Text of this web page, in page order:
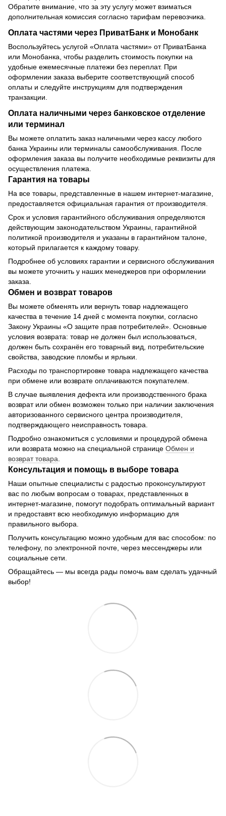
Обратите внимание, что за эту услугу может взиматься
дополнительная комиссия согласно тарифам перевозчика.
Оплата частями через ПриватБанк и Монобанк
Воспользуйтесь услугой «Оплата частями» от ПриватБанка
или Монобанка, чтобы разделить стоимость покупки на
удобные ежемесячные платежи без переплат. При
оформлении заказа выберите соответствующий способ
оплаты и следуйте инструкциям для подтверждения
транзакции.
Оплата наличными через банковское отделение
или терминал
Вы можете оплатить заказ наличными через кассу любого
банка Украины или терминалы самообслуживания. После
оформления заказа вы получите необходимые реквизиты для
осуществления платежа.
Гарантия на товары
На все товары, представленные в нашем интернет-магазине,
предоставляется официальная гарантия от производителя.
Срок и условия гарантийного обслуживания определяются
действующим законодательством Украины, гарантийной
политикой производителя и указаны в гарантийном талоне,
который прилагается к каждому товару.
Подробнее об условиях гарантии и сервисного обслуживания
вы можете уточнить у наших менеджеров при оформлении
заказа.
Обмен и возврат товаров
Вы можете обменять или вернуть товар надлежащего
качества в течение 14 дней с момента покупки, согласно
Закону Украины «О защите прав потребителей». Основные
условия возврата: товар не должен был использоваться,
должен быть сохранён его товарный вид, потребительские
свойства, заводские пломбы и ярлыки.
Расходы по транспортировке товара надлежащего качества
при обмене или возврате оплачиваются покупателем.
В случае выявления дефекта или производственного брака
возврат или обмен возможен только при наличии заключения
авторизованного сервисного центра производителя,
подтверждающего неисправность товара.
Подробно ознакомиться с условиями и процедурой обмена
или возврата можно на специальной странице Обмен и
возврат товара
Консультация и помощь в выборе товара
Наши опытные специалисты с радостью проконсультируют
вас по любым вопросам о товарах, представленных в
интернет-магазине, помогут подобрать оптимальный вариант
и предоставят всю необходимую информацию для
правильного выбора.
Получить консультацию можно удобным для вас способом: по
телефону, по электронной почте, через мессенджеры или
социальные сети.
Обращайтесь — мы всегда рады помочь вам сделать удачный
выбор!